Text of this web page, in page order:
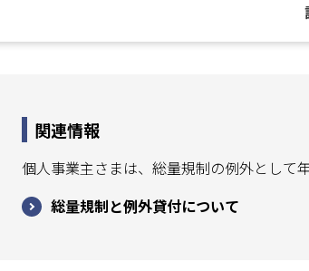
関連情報
個人事業主さまは、総量規制の例外として
総量規制と例外貸付について